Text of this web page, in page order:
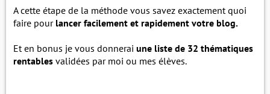
A cette étape de la méthode vous savez exactement quoi
faire pour lancer facilement et rapidement votre blog.
Et en bonus je vous donnerai une liste de 32 thématiques
rentables validées par moi ou mes élèves.